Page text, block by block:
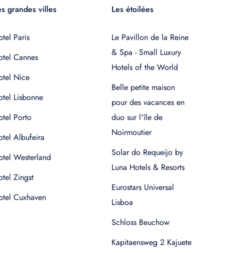
grandes villes
Paris
Cannes
Nice
Lisbonne
Porto
Albufeira
Westerland
Zingst
Cuxhaven
Les étoilées
Le Pavillon de la Reine
& Spa - Small Luxury
Hotels of the World
Belle petite maison
pour des vacances en
duo sur l'île de
Noirmoutier
Solar do Requeijo by
Luna Hotels & Resorts
Eurostars Universal
Lisboa
Schloss Beuchow
Kapitaensweg 2 Kajuete